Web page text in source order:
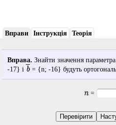
Вправи Інструкція Теорія
Вправа. Знайти значення параметра
-17} і b= {n; -16} будуть
n =